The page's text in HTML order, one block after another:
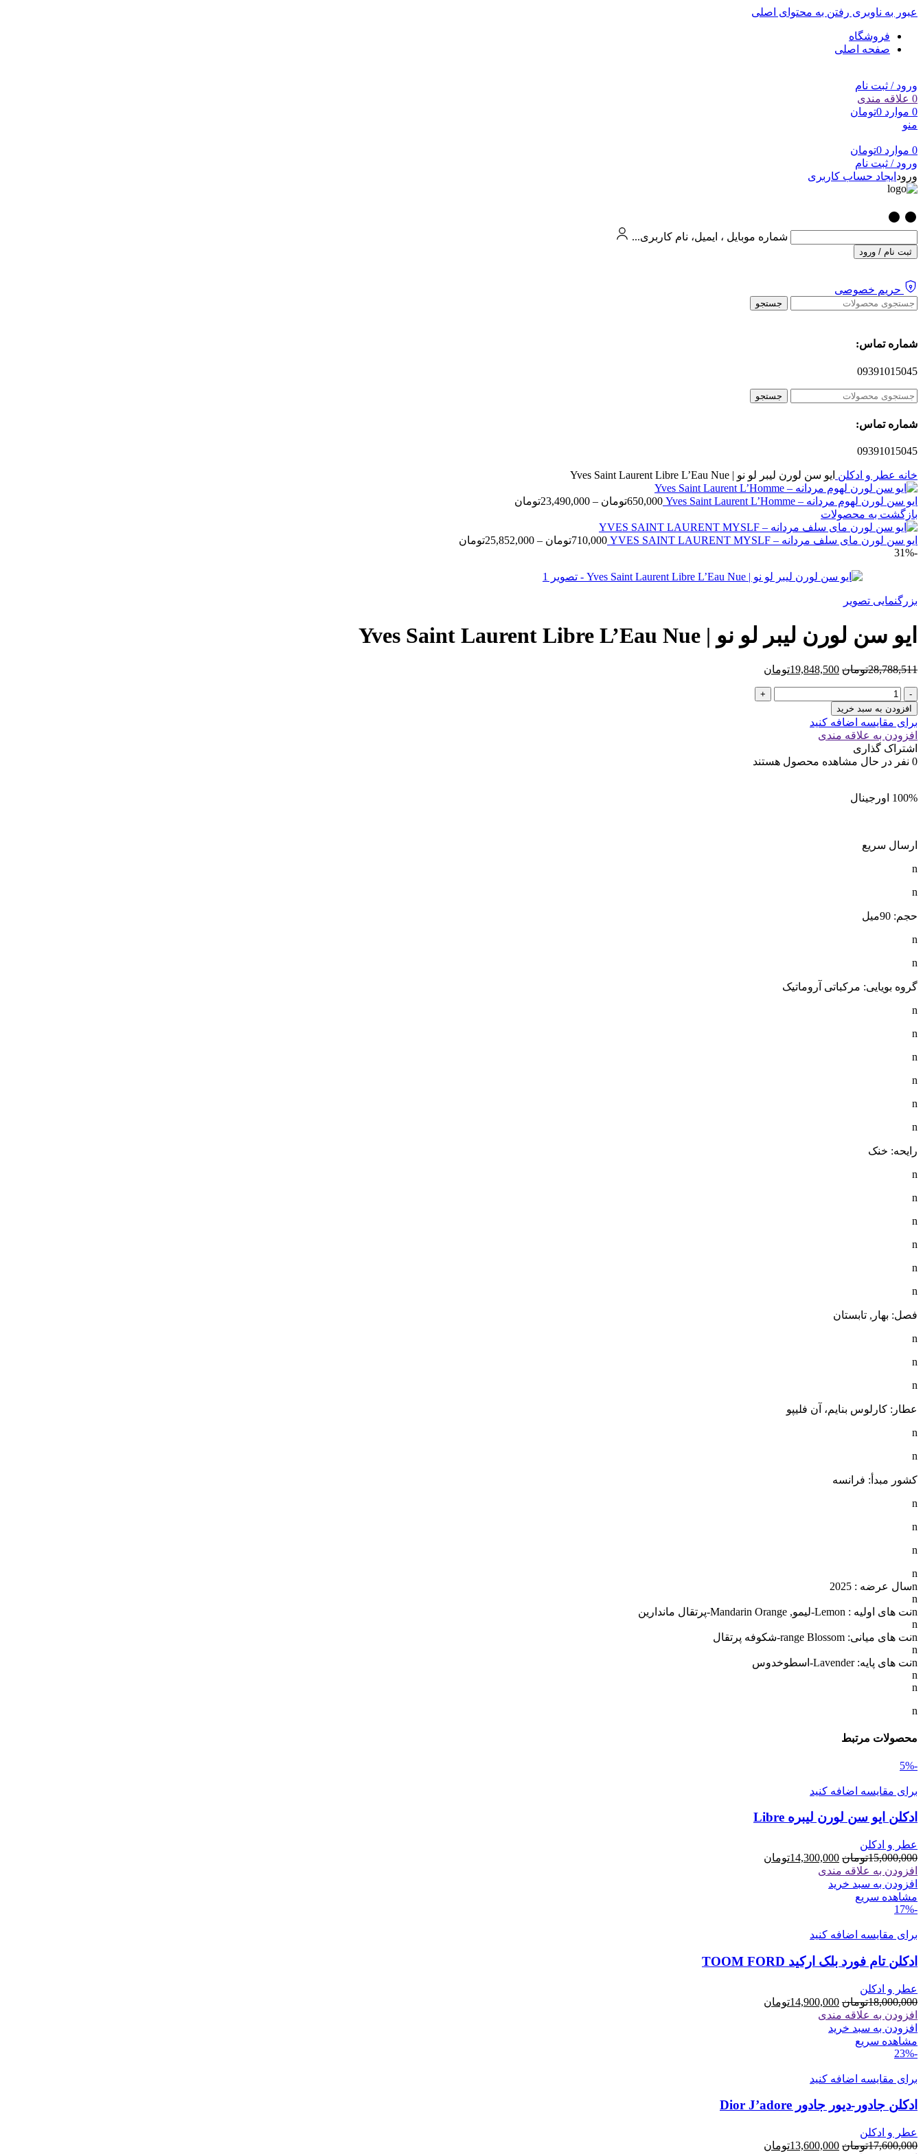
عبور به ناوبری رفتن به محتوای اصلی
فروشگاه
صفحه اصلی
ورود / ثبت نام
0 علاقه مندی
0 موارد 0تومان
منو
0 موارد 0تومان
ورود / ثبت نام
ورود ایجاد حساب کاربری
شماره موبایل ، ایمیل، نام کاربری...
ثبت نام / ورود
حریم خصوصی
جستجو
شماره تماس:
09391015045
جستجو
شماره تماس:
09391015045
خانه عطر و ادکلن ایو سن لورن لیبر لو نو | Yves Saint Laurent Libre L’Eau Nue
ایو سن لورن لهوم مردانه – Yves Saint Laurent L’Homme 650,000تومان –
23,490,000تومان
تا
بازگشت به محصولات
ایو سن لورن مای سلف مردانه – YVES SAINT LAURENT MYSLF 710,000تومان –
25,852,000تومان
-31%
بزرگنمایی تصویر
ایو سن لورن لیبر لو نو | Yves Saint Laurent Libre L’Eau Nue
28,788,511تومان قیمت
28,788,511تومان
بود.
19,848,500تومان
ایو
سن
لورن
لیبر
لو
نو
Saint
Laurent
Nue
افزودن به سبد خرید
برای مقایسه اضافه کنید
افزودن به علاقه مندی
اشتراک گذاری
0 نفر در حال مشاهده محصول هستند
100% اورجینال
ارسال سریع
n
n
حجم: 90میل
n
n
گروه بویایی: مرکباتی آروماتیک
n
n
n
n
n
n
رایحه: خنک
n
n
n
n
n
n
فصل: بهار , تابستان
n
n
n
عطار: کارلوس بنایم، آن فلیپو
n
n
کشور مبدأ: فرانسه
n
n
n
n
nسال عرضه : 2025
n
nنت های اولیه : Lemon-لیمو, Mandarin Orange-پرتقال ماندارین
n
nنت های میانی: range Blossom-شکوفه پرتقال
n
nنت های پایه: Lavender-اسطوخدوس
n
n
n
محصولات مرتبط
-5%
برای مقایسه اضافه کنید
ادکلن ایو سن لورن لیبره Libre
عطر و ادکلن
15,000,000تومان قیمت
اصلی
14,300,000تومان
افزودن به علاقه مندی
افزودن به سبد خرید
مشاهده سریع
-17%
برای مقایسه اضافه کنید
ادکلن تام فورد بلک ارکید TOOM FORD
عطر و ادکلن
18,000,000تومان قیمت
اصلی
14,900,000تومان
افزودن به علاقه مندی
افزودن به سبد خرید
مشاهده سریع
-23%
برای مقایسه اضافه کنید
ادکلن جادور-دیور جادور Dior J’adore
عطر و ادکلن
17,600,000تومان قیمت
13,600,000تومان